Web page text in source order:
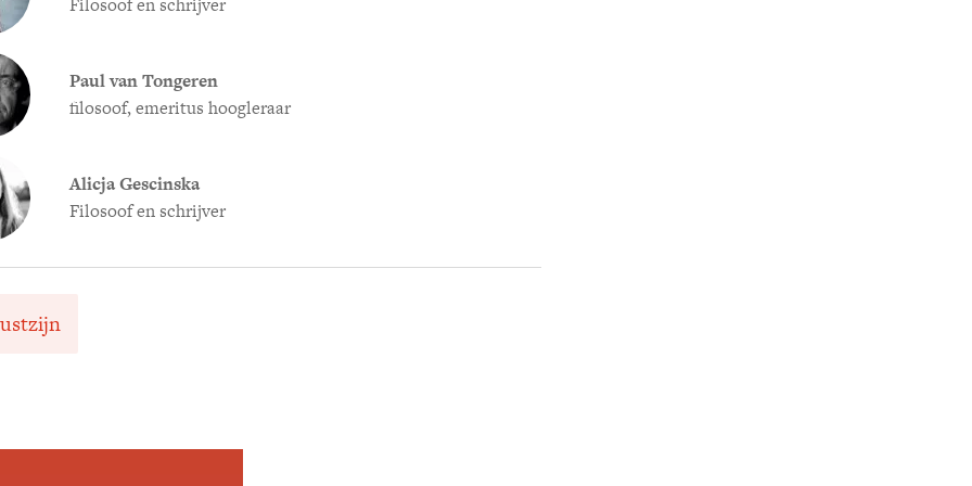
Filosoof en schrijver
Paul van Tongeren
filosoof, emeritus hoogleraar
Alicja Gescinska
Filosoof en schrijver